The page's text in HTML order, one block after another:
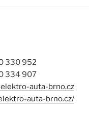
330 952
334 907
auta-brno.cz
auta-brno.cz/